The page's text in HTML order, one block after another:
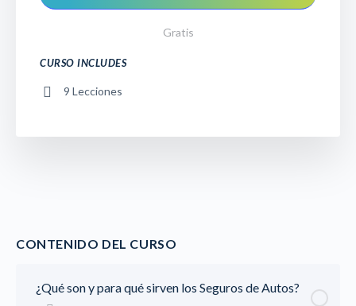
CONTENIDO DEL CURSO
¿Qué son y para qué sirven los Seguros de Autos?
Gratis
CURSO INCLUDES
9 Lecciones